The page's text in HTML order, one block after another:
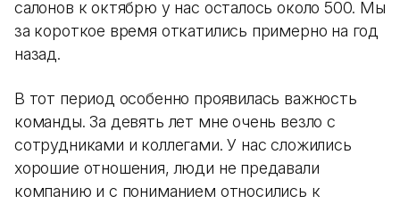
салонов к октябрю у нас осталось около 500. Мы
за короткое время откатились примерно на год
назад.
В тот период особенно проявилась важность
команды. За девять лет мне очень везло с
сотрудниками и коллегами. У нас сложились
хорошие отношения, люди не предавали
компанию и с пониманием относились к